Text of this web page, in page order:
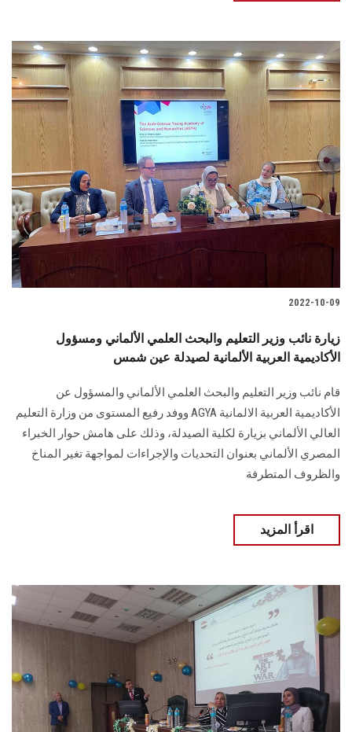
2022-10-09
زيارة نائب وزير التعليم والبحث العلمي الألماني ومسؤول
الأكاديمية العربية الألمانية لصيدلة عين شمس
قام نائب وزير التعليم والبحث العلمي الألماني والمسؤول عن
الأكاديمية العربية الالمانية AGYA ووفد رفيع المستوى من وزارة التعليم
العالي الألماني بزيارة لكلية الصيدلة، وذلك على هامش حوار الخبراء
المصري الألماني بعنوان التحديات والإجراءات لمواجهة تغير المناخ
والظروف المتطرفة
اقرأ المزيد